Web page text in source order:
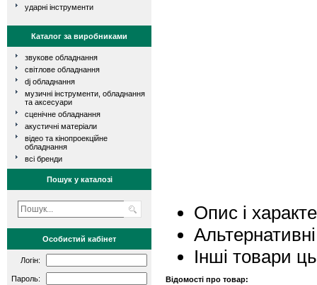
ударні інструменти
Каталог за виробниками
звукове обладнання
світлове обладнання
dj обладнання
музичні інструменти, обладнання
та аксесуари
сценічне обладнання
акустичні матеріали
відео та кінопроекційне
обладнання
всі бренди
Пошук у каталозі
Особистий кабінет
Логін:
Пароль:
Опис і
Інші товари
Відомості про товар: